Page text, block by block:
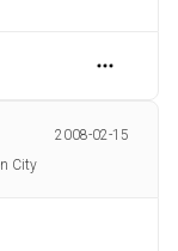
2008-02-15
City